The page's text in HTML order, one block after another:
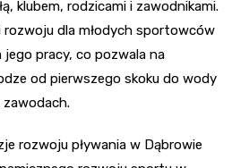
klubem, rodzicami i zawodnikami.
rozwoju dla młodych sportowców
pracy, co pozwala na
od pierwszego skoku do wody
rozwoju pływania w Dąbrowie